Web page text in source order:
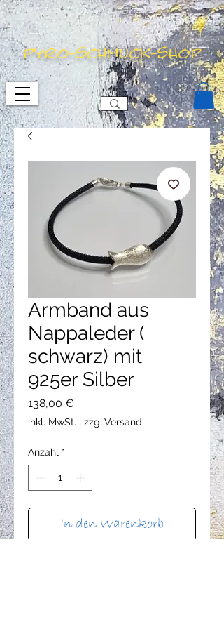
pyro-schmuck-shop
Armband aus
Nappaleder (
schwarz) mit
925er Silber
138,00 €
inkl. MwSt. | zzgl.Versand
Anzahl *
In den Warenkorb